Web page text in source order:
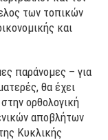
των τοπικών
και
παράνομες – για
θα έχει
ορθολογική
αποβλήτων
Κυκλικής